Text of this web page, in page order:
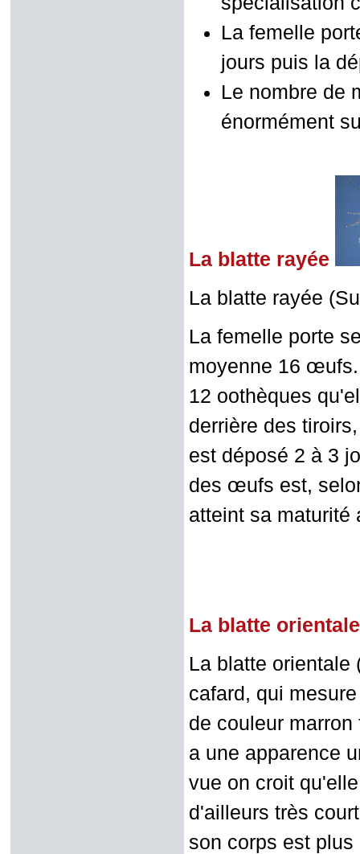
La femelle
jours puis la
Le nombre de
énormément
La blatte rayée
La blatte rayée
La femelle porte
moyenne 16
12 oothèques
derrière des
est déposé 2 à 3
des œufs est,
atteint sa maturité
La blatte
La blatte orientale
cafard, qui
de couleur
a une apparence
vue on croit
d'ailleurs très
son corps est